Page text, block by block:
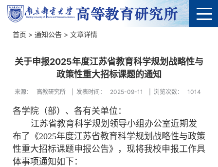
首页 > 通知公告 > 文章详情
关于申报2025年度江苏省教育科学规划战略性与
政策性重大招标课题的通知
来源： 高教研究所 发表时间： 2025-09-11 浏览次数： 1014
各学院（部）、各有关单位：
江苏省教育科学规划领导小组办公室近期发
布了《2025年度江苏省教育科学规划战略性与政策
性重大招标课题申报公告》 ， 现将我校申报工作具
体事项通知如下：